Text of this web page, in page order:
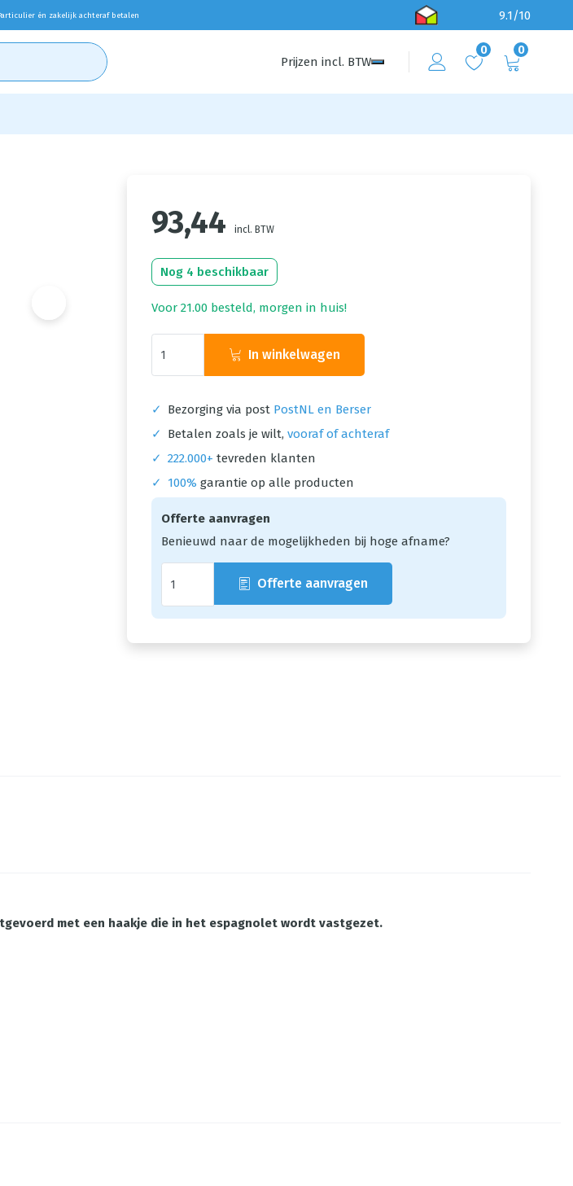
én zakelijk achteraf betalen 9.1/10
Prijzen incl. BTW
0 0
93,44 incl. BTW
Nog 4 beschikbaar
Voor 21.00 besteld, morgen in huis!
In winkelwagen
✓ Bezorging via post PostNL en Berser
✓
Betalen zoals je wilt, vooraf of achteraf
✓ 222.000+ tevreden klanten
✓
100% garantie op alle producten
Offerte aanvragen
Benieuwd naar de mogelijkheden bij hoge afname?
Offerte aanvragen
met een haakje die in het espagnolet wordt vastgezet.